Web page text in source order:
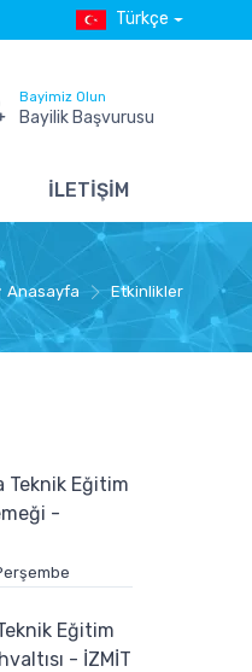
Türkçe
Bayimiz Olun
Bayilik Başvurusu
İLETİŞİM
Anasayfa Etkinlikler
Teknik Eğitim
-
Eğitim
- İZMİT